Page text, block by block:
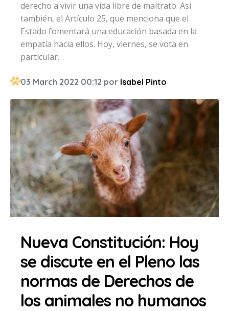
derecho a vivir una vida libre de maltrato. Así
también, el Artículo 25, que menciona que el
Estado fomentará una educación basada en la
empatía hacia ellos. Hoy, viernes, se vota en
particular.
03 March 2022 00:12 por Isabel Pinto
Nueva Constitución: Hoy
se discute en el Pleno las
normas de Derechos de
los animales no humanos